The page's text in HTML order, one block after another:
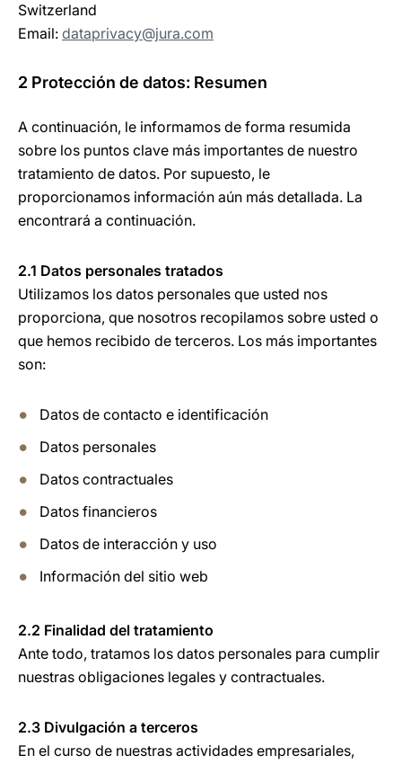
Switzerland
Email: dataprivacy@jura.com
2 Protección de datos: Resumen
A continuación, le informamos de forma resumida
sobre los puntos clave más importantes de nuestro
tratamiento de datos. Por supuesto, le
proporcionamos información aún más detallada. La
encontrará a continuación.
2.1 Datos personales tratados
Utilizamos los datos personales que usted nos
proporciona, que nosotros recopilamos sobre usted o
que hemos recibido de terceros. Los más importantes
son:
Datos de contacto e identificación
Datos personales
Datos contractuales
Datos financieros
Datos de interacción y uso
Información del sitio web
2.2 Finalidad del tratamiento
Ante todo, tratamos los datos personales para cumplir
nuestras obligaciones legales y contractuales.
2.3 Divulgación a terceros
En el curso de nuestras actividades empresariales,